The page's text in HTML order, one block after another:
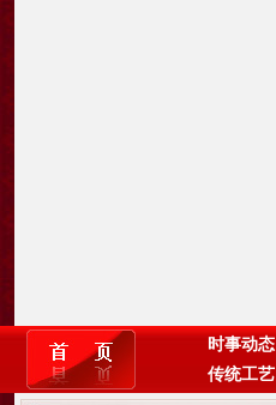
时事动态
传统工艺